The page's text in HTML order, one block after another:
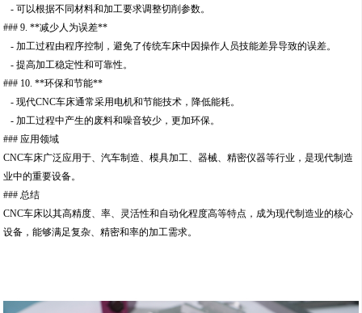
- 可以根据不同材料和加工要求调整切削参数。
### 9. **减少人为误差**
- 加工过程由程序控制，避免了传统车床中因操作人员技能差异导致的误差。
- 提高加工稳定性和可靠性。
### 10. **环保和节能**
- 现代CNC车床通常采用电机和节能技术，降低能耗。
- 加工过程中产生的废料和噪音较少，更加环保。
### 应用领域
CNC车床广泛应用于、汽车制造、模具加工、器械、精密仪器等行业，是现代制造
业中的重要设备。
### 总结
CNC车床以其高精度、率、灵活性和自动化程度高等特点，成为现代制造业的核心
设备，能够满足复杂、精密和率的加工需求。